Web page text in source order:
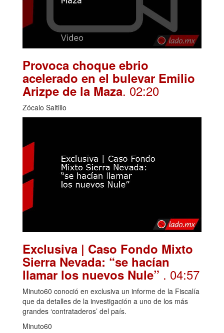
Provoca choque ebrio
acelerado en el bulevar Emilio
Arizpe de la Maza. 02:20
Zócalo Saltillo
Exclusiva | Caso Fondo Mixto
Sierra Nevada: “se hacían
llamar los nuevos Nule” . 04:57
Minuto60 conoció en exclusiva un informe de la Fiscalía
que da detalles de la investigación a uno de los más
grandes ‘contrataderos’ del país.
Minuto60